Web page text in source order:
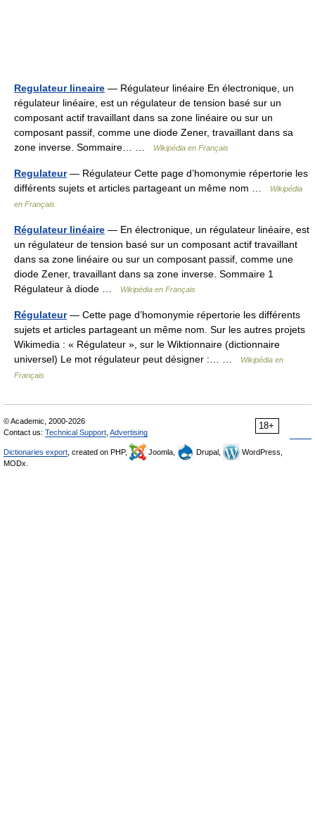
Regulateur lineaire — Régulateur linéaire En électronique, un
régulateur linéaire, est un régulateur de tension basé sur un
composant actif travaillant dans sa zone linéaire ou sur un
composant passif, comme une diode Zener, travaillant dans sa
zone inverse. Sommaire… …
Wikipédia en Français
Regulateur— Régulateur Cette page d’homonymie répertorie les
différents sujets et articles partageant un même nom …
Wikipédia
en Français
Régulateur linéaire — En électronique, un régulateur linéaire, est
un régulateur de tension basé sur un composant actif travaillant
dans sa zone linéaire ou sur un composant passif, comme une
diode Zener, travaillant dans sa zone inverse. Sommaire 1
Régulateur à diode …
Wikipédia en Français
Régulateur— Cette page d’homonymie répertorie les différents
sujets et articles partageant un même nom. Sur les autres projets
Wikimedia : « Régulateur », sur le Wiktionnaire (dictionnaire
universel) Le mot régulateur peut désigner :… …
Wikipédia en
Français
18+
© Academic, 2000-2026
Contact us: Technical Support Advertising
Dictionaries export , created on PHP, Joomla, Drupal,
WordPress,
MODx.